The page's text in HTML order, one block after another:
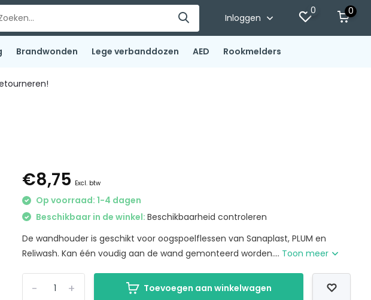
Inloggen
0 0
Brandwonden Lege verbanddozen AED Rookmelders
€8,75 Excl. btw
Op voorraad: 1-4 dagen
Beschikbaar in de winkel:Beschikbaarheid controleren
De wandhouder is geschikt voor oogspoelflessen van Sanaplast, PLUM en
Reliwash. Kan één voudig aan de wand gemonteerd worden.... Toon meer
+
- Toevoegen aan winkelwagen